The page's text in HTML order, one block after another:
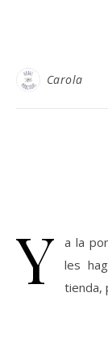
Carola
Y
a la
les
tienda,